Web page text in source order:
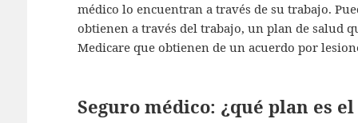
médico lo encuentran a través de su trabajo.
obtienen a través del trabajo, un plan de salud
Medicare que obtienen de un acuerdo por
Seguro médico: ¿qué plan es